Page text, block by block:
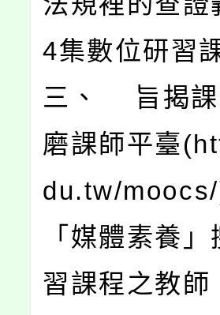
4集數位研習
三、 旨揭課
磨課師平臺
du.tw/
「媒體素養
習課程之教